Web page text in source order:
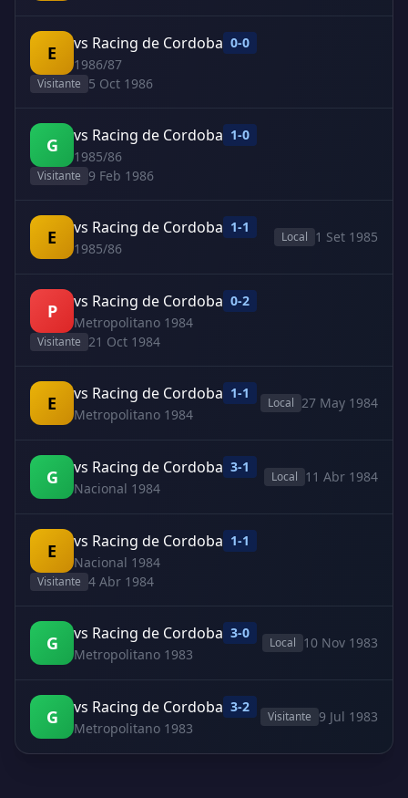
E vs Racing de Cordoba 0-0
1986/87
Visitante 5 Oct 1986
G vs Racing de Cordoba 1-0
1985/86
Visitante 9 Feb 1986
E vs Racing de Cordoba 1-1
1985/86
Local 1 Set 1985
P vs Racing de Cordoba 0-2
Metropolitano 1984
Visitante 21 Oct 1984
E vs Racing de Cordoba 1-1
Metropolitano 1984
Local 27 May 1984
G vs Racing de Cordoba 3-1
Nacional 1984
Local 11 Abr 1984
E vs Racing de Cordoba 1-1
Nacional 1984
Visitante 4 Abr 1984
G vs Racing de Cordoba 3-0
Metropolitano 1983
Local 10 Nov 1983
G vs Racing de Cordoba 3-2
Metropolitano 1983
Visitante 9 Jul 1983